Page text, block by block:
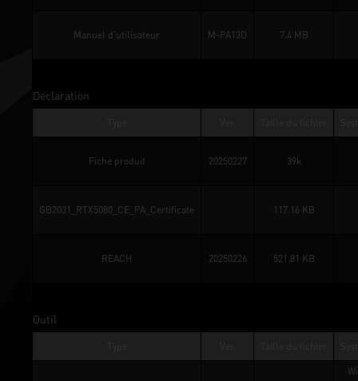
Manuel d’utilisateur M-PA13D 7.4 MB
Declaration
Fiche produit 20250227 39k
GB2031_RTX5080_CE_PA_Certificate 117.16 KB
REACH 20250226 521.81 KB
Outil